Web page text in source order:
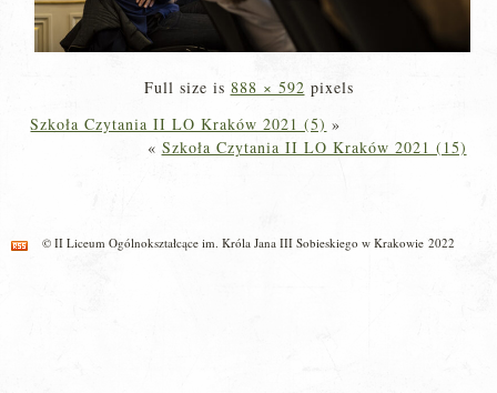
Full size is 888 × 592 pixels
Szkoła Czytania II LO Kraków 2021 (5) »
« Szkoła Czytania II LO Kraków 2021 (15)
© II Liceum Ogólnokształcące im. Króla Jana III Sobieskiego w Krakowie 2022